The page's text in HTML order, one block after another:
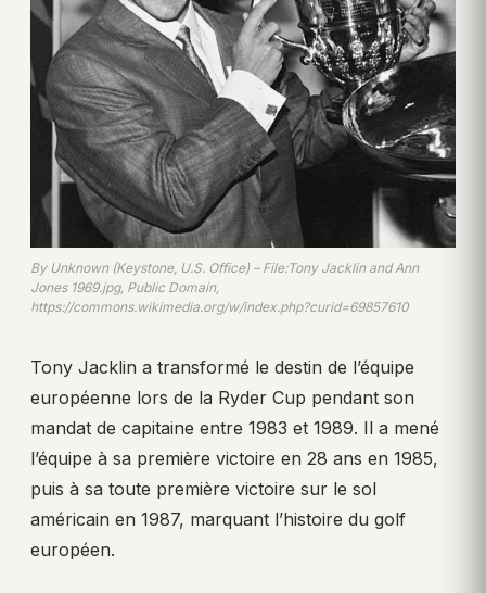
By Unknown (Keystone, U.S. Office) – File:Tony Jacklin and Ann
Jones 1969.jpg, Public Domain,
https://commons.wikimedia.org/w/index.php?curid=69857610
Tony Jacklin a transformé le destin de l’équipe
européenne lors de la Ryder Cup pendant son
mandat de capitaine entre 1983 et 1989. Il a mené
l’équipe à sa première victoire en 28 ans en 1985,
puis à sa toute première victoire sur le sol
américain en 1987, marquant l’histoire du golf
européen.